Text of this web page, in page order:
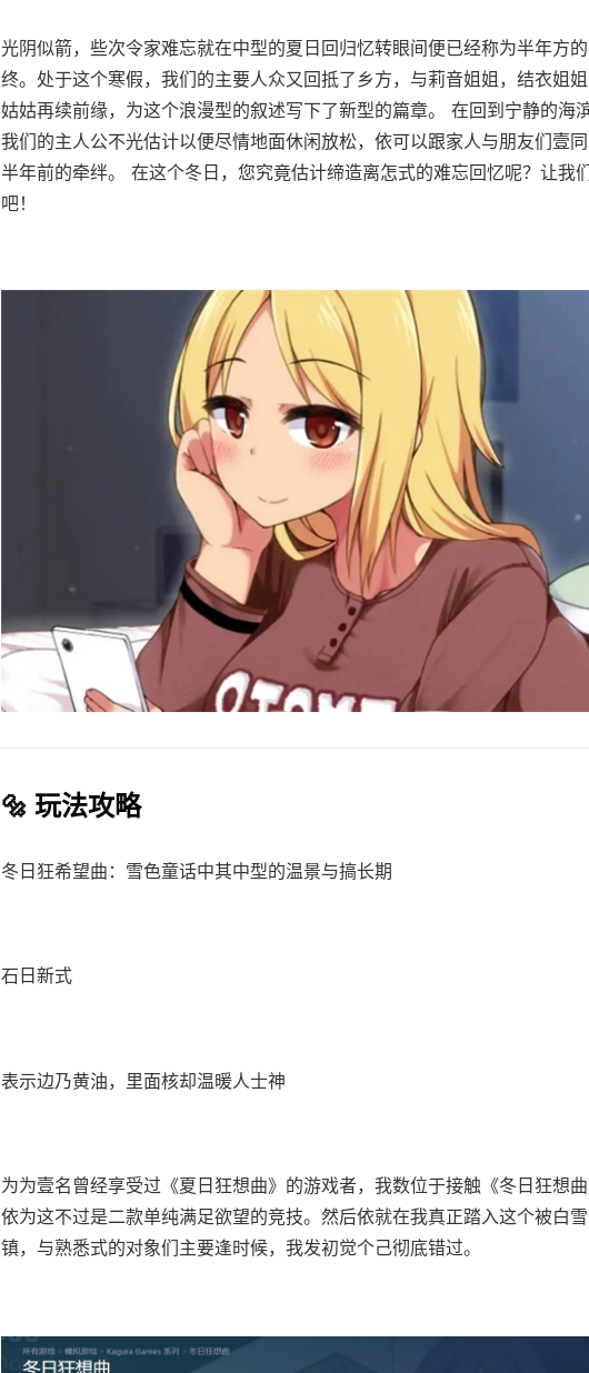
光阴似箭，些次令家难忘就在中型的夏日回归忆转眼间便已经称为半年方
终。处于这个寒假，我们的主要人众又回抵了乡方，与莉音姐姐，结衣姐
姑姑再续前缘，为这个浪漫型的叙述写下了新型的篇章。 在回到宁静的海滨
我们的主人公不光估计以便尽情地面休闲放松，依可以跟家人与朋友们壹
半年前的牵绊。 在这个冬日，您究竟估计缔造离怎式的难忘回忆呢？让我
吧！
🔩 玩法攻略
冬日狂希望曲：雪色童话中其中型的温景与搞长期
石日新式
表示边乃黄油，里面核却温暖人士神
为为壹名曾经享受过《夏日狂想曲》的游戏者，我数位于接触《冬日狂想
依为这不过是二款​​单纯满足欲望的竞技​​。然后依就在我真正踏入这个被白
镇，与熟悉式的对象们主要逢时候，我发初觉个己彻底错过。